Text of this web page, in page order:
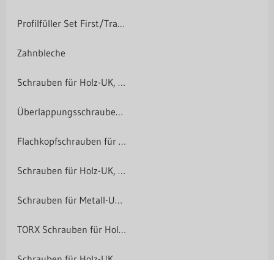
Profilfüller Set First/Traufe
Zahnbleche
Schrauben für Holz-UK, verzinkt
Überlappungsschrauben, verzinkt
Flachkopfschrauben für Stehfalz
Schrauben für Holz-UK, Edelstahl
Schrauben für Metall-UK, Edelstahl
TORX Schrauben für Holz-UK